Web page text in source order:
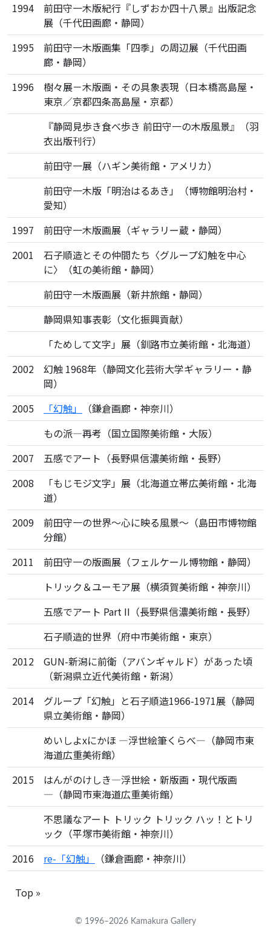
1994
前田守一木版紀行『しずおか四十八景』出版記念
展（千代田画廊・静岡）
1995
前田守一木版画集「四季」の周辺展（千代田画
廊・静岡）
1996
樹々展－木版画・その具象表現（日本橋高島屋・
東京／京都四条高島屋・京都）
『静岡見歩き食べ歩き 前田守一の木版風景』（羽
衣出版刊行）
前田守一展（ハギン美術館・アメリカ）
前田守一木版「明治はるあき」（博物館明治村・
愛知）
1997
前田守一木版画展（ギャラリー蔵・静岡）
2001
石子順造とその仲間たち〈グループ幻触を中心
に〉（虹の美術館・静岡）
前田守一木版画展（新井旅館・静岡）
静岡県知事表彰（文化振興貢献）
「ためして文字」展（釧路市立美術館・北海道）
2002
幻触 1968年（静岡文化芸術大学ギャラリー・静
岡）
2005
「幻触」
（鎌倉画廊・神奈川）
もの派―再考（国立国際美術館・大阪）
2007
五感でアート（長野県信濃美術館・長野）
2008
「もじモジ文字」展（北海道立帯広美術館・北海
道）
2009
前田守一の世界～心に映る風景～（島田市博物館
分館）
2011
前田守一の版画展（フェルケール博物館・静岡）
トリック＆ユーモア展（横須賀美術館・神奈川）
五感でアート Part II（長野県信濃美術館・長野）
石子順造的世界（府中市美術館・東京）
2012
GUN-新潟に前衛（アバンギャルド）があった頃
（新潟県立近代美術館・新潟）
2014
グループ「幻触」と石子順造1966-1971展（静岡
県立美術館・静岡）
めいしよxにかほ ―浮世絵筆くらべ―（静岡市東
海道広重美術館）
2015
はんがのけしき―浮世絵・新版画・現代版画
―（静岡市東海道広重美術館）
不思議なアート トリック トリック ハッ！とトリ
ック（平塚市美術館・神奈川）
2016
re-「幻触」 （鎌倉画廊・神奈川）
Top »
© 1996–2026 Kamakura Gallery